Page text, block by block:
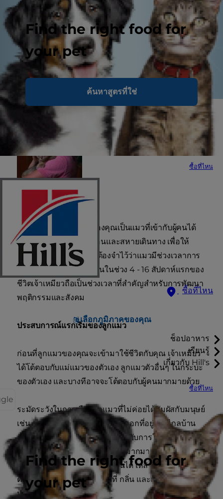
Find the right food for
your pet
ค้นหาสูตรที่ใช่
ซื้อที่ไหน
ซื้อที่ไหน
เลือกภูมิภาคของคุณ
ช็อปอาหาร
เรียนรู้
เกี่ยวกับ Hill's
ซื้อที่ไหน
Find the right food for
your pet
คุณต้องการให้ลูกแมวของคุณเป็นแมวที่เข้ากับผู้คนได้
เป็นอย่างดีและเป็นทั้งเพื่อนและสหายเดินทาง เพื่อให้
บรรลุวัตถุประสงค์นี้ คุณต้องจำไว้ว่าแมวมีช่วงเวลาการ
เข้าสังคมที่สั้นมากๆ ดังนั้นในช่วง 4 - 16 สัปดาห์แรกของ
ชีวิตเจ้าเหมียวถือเป็นช่วงเวลาที่สำคัญสำหรับการพัฒนา
พฤติกรรมและสังคม
ประสบการณ์แรกเริ่มของลูกแมว
ก่อนที่ลูกแมวของคุณจะเข้ามาใช้ชีวิตกับคุณ เจ้าเหมียว
ได้โต้ตอบกับแม่แมวของตัวเอง ลูกแมวตัวอื่นๆ ในกระบะ
ของตัวเอง และบางทีอาจจะโต้ตอบกับผู้คนมากมายด้วย
ระมัดระวังในการเลือกลูกแมวที่ไม่ค่อยได้สัมผัสกับมนุษย์
เช่น ลูกแมวที่ถูกเลี้ยงในกรงหรือคอกที่อยู่ห่างไกลบ้าน
ลูกแมวจำเป็นต้องทำความคุ้นเคยกับการให้คนดูแลตั้งแต่
ยังเล็ก โดยเฉพาะอย่างยิ่งกับผู้คนมากมาย เพื่อให้พวกเขา
เรียนรู้ที่จะยอมรับผู้ดูแลหลายคนได้ เหล่าเจ้าเหมียวยัง
ต้องทำความคุ้นเคยกับสถานที่ กลิ่น และเสียงในชีวิต
ประจำวัน